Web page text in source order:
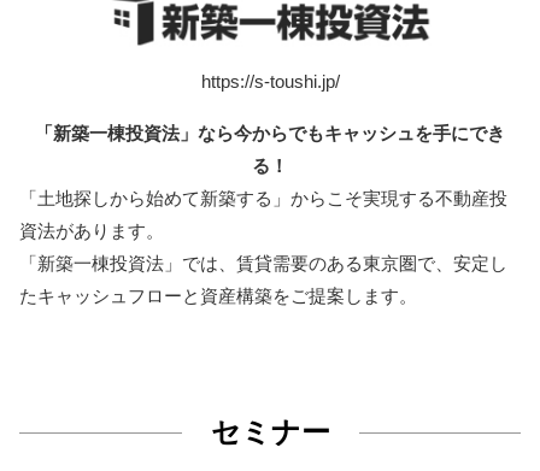
https://s-toushi.jp/
「新築一棟投資法」なら今からでもキャッシュを手にでき
る！
「土地探しから始めて新築する」からこそ実現する不動産投
資法があります。
「新築一棟投資法」では、賃貸需要のある東京圏で、安定し
たキャッシュフローと資産構築をご提案します。
セミナー